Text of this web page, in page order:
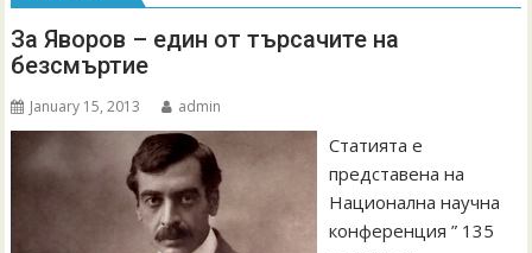
За Яворов – един от търсачите на
безсмъртие
January 15, 2013 admin
Статията е
представена на
Национална научна
конференция ” 135